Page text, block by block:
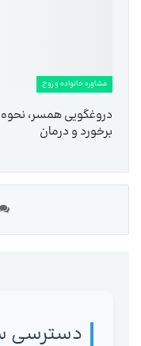
مشاوره خانواده و زوج
دروغگویی همسر، نحوه
برخورد و درمان
دسترسی